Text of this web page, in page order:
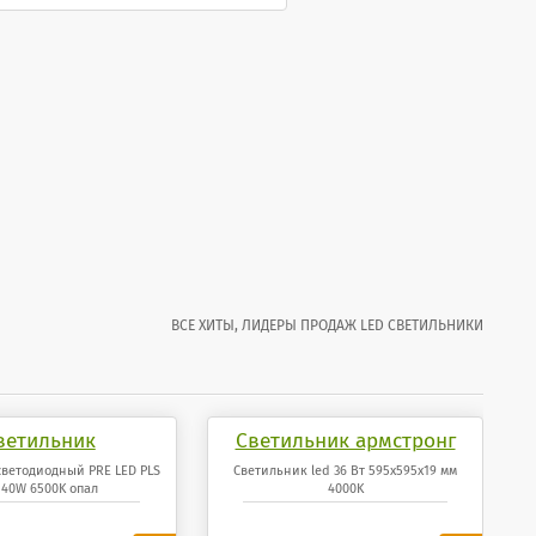
ВСЕ ХИТЫ, ЛИДЕРЫ ПРОДАЖ LED СВЕТИЛЬНИКИ
PRE LED
40W 6500K опал
PRE LED PLS
40W 6500K опал
Светильник армстронг
светодиодный 36 Вт
595x595x19 мм панель
Светильник led 36 Вт 595x595x19 мм
4000K